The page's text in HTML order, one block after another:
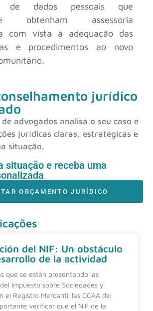
de dados pessoais que
obtenham assessoria
com vista à adequação das
e procedimentos ao novo
jurídico
advogados analisa o seu caso e
jurídicas claras, estratégicas e
situação.
situação e receba uma
ORÇAMENTO JURÍDICO
del NIF: Un obstáculo
de la actividad
que se están presentando las
Impuesto sobre Sociedades y
el Registro Mercantil las CCAA del
verificar que el NIF de la